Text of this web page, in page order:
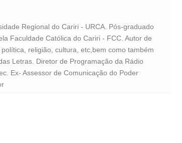
Regional do Cariri - URCA. Pós-graduado
Faculdade Católica do Cariri - FCC. Autor de
religião, cultura, etc,bem como também
Letras. Diretor de Programação da Rádio
Ex- Assessor de Comunicação do Poder